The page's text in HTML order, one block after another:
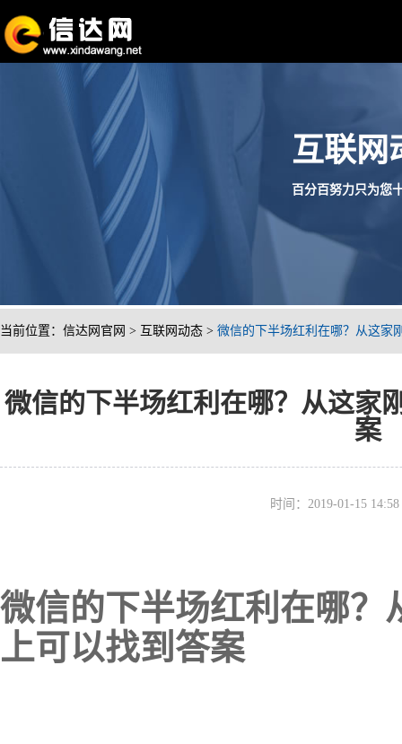
互联网
百分百努力只为您
当前位置： 信达网官网 > 互联网动态 > 微信的下半场红利在哪？从这家
微信的下半场红利在哪？从这家
案
时间：2019-01-15
微信的下半场红利在哪？
上可以找到答案